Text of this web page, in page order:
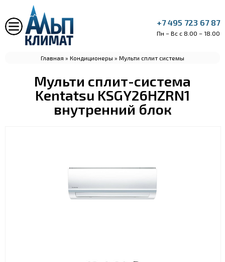
+7 495 723 67 87
Пн – Вс с 8.00 – 18.00
Главная » Кондиционеры » Мульти сплит системы
Мульти сплит-система
Kentatsu KSGY26HZRN1
внутренний блок